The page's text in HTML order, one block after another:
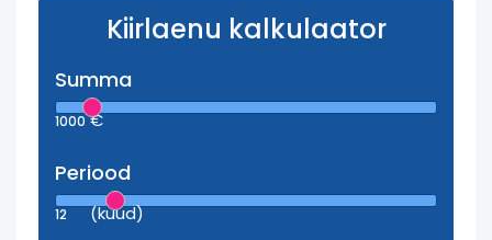
Kiirlaenu kalkulaator
Summa
1000 €
Periood
12 (kuud)